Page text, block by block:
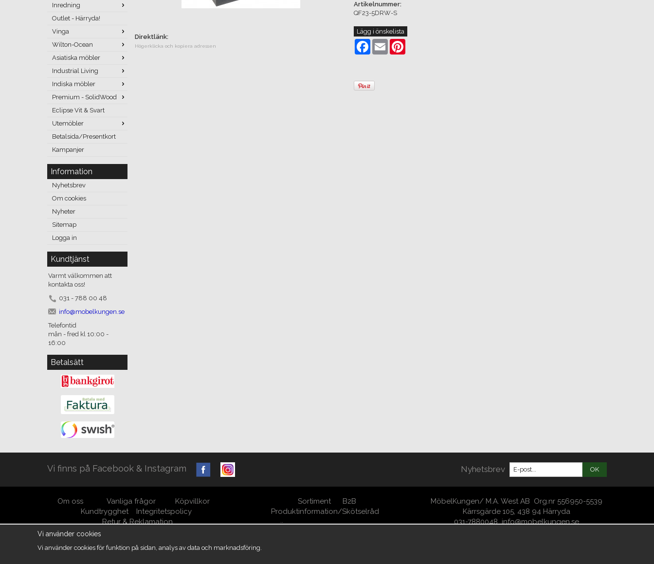
Inredning
Outlet - Härryda!
Vinga
Wilton-Ocean
Asiatiska möbler
Industrial Living
Indiska möbler
Premium - SolidWood
Eclipse Vit & Svart
Utemöbler
Betalsida/Presentkort
Kampanjer
Information
Nyhetsbrev
Om cookies
Nyheter
Sitemap
Logga in
Kundtjänst
Varmt välkommen att
kontakta oss!
031 - 788 00 48
info@mobelkungen.se
Telefontid
mån - fred kl 10:00 -
16:00
Betalsätt
Direktlänk:
Högerklicka och kopiera adressen
Artikelnummer:
QF23-5DRW-S
Lägg i önskelista
Facebook
Email
Nyhetsbrev OK
Vi finns på Facebook & Instagram
Om oss Vanliga frågor
Köpvillkor
Kundtrygghet
Integritetspolicy
Retur & Reklamation
Sortiment
B2B
Produktinformation/Skötselråd
Öppna Cookie-inställningar
MöbelKungen/ M.A. West AB Org.nr 556950-5539
Kärrsgärde 105, 438 94 Härryda
031-7880048 info@mobelkungen.se
Vi använder cookies
Vi använder cookies för funktion på sidan, analys av data och marknadsföring.